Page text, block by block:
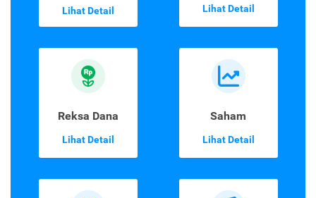
Lihat Detail Lihat Detail
Reksa Dana
Lihat Detail
Saham
Lihat Detail